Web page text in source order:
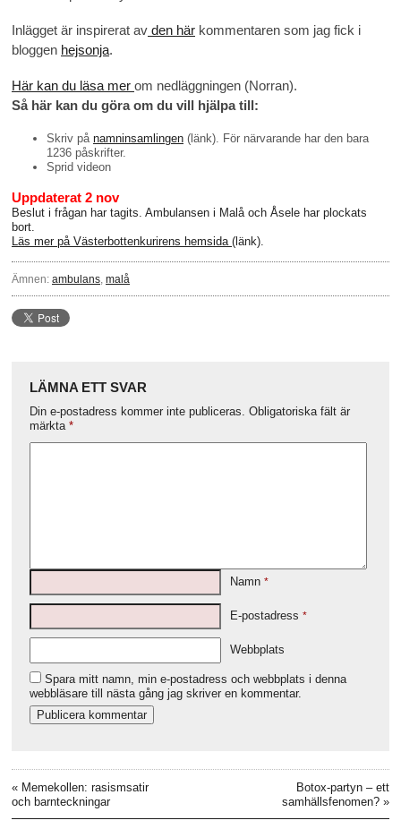
Inlägget är inspirerat av den här kommentaren som jag fick i
bloggen hejsonja.
Här kan du läsa mer om nedläggningen (Norran).
Så här kan du göra om du vill hjälpa till:
Skriv på namninsamlingen (länk). För närvarande har den bara
1236 påskrifter.
Sprid videon
Uppdaterat 2 nov
Beslut i frågan har tagits. Ambulansen i Malå och Åsele har plockats
bort.
Läs mer på Västerbottenkurirens hemsida (länk).
Ämnen: ambulans malå
LÄMNA ETT SVAR
Din e-postadress kommer inte publiceras. Obligatoriska fält är
märkta *
Namn *
E-postadress *
Webbplats
Spara mitt namn, min e-postadress och webbplats i denna
webbläsare till nästa gång jag skriver en kommentar.
« Memekollen: rasismsatir
och barnteckningar
Botox-partyn – ett
samhällsfenomen? »